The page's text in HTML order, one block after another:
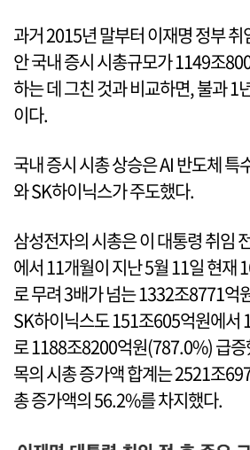
과거 2015년 말부터 이재명 정부
안 국내 증시 시총규모가 1149조
하는 데 그친 것과 비교하면, 불과 1
이다.
국내 증시 시총 상승은 AI 반도체 특
와 SK하이닉스가 주도했다.
삼성전자의 시총은 이 대통령 취임
에서 11개월이 지난 5월 11일 현재
로 무려 3배가 넘는 1332조8771
SK하이닉스도 151조605억원에서
로 1188조8200억원(787.0%) 급증
목의 시총 증가액 합계는 2521조
총 증가액의 56.2%를 차지했다.